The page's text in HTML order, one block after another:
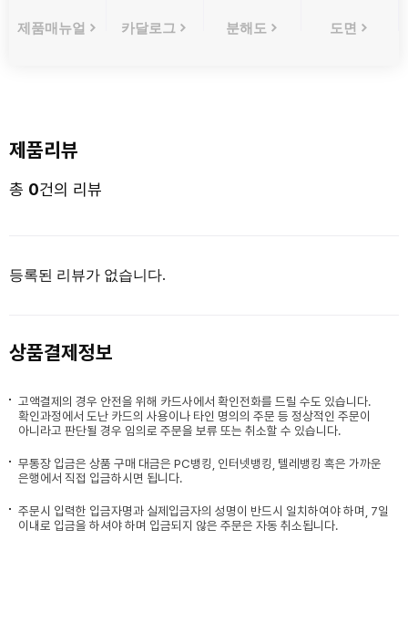
제품매뉴얼 카달로그 분해도 도면
제품리뷰
총 0건의 리뷰
등록된 리뷰가 없습니다.
상품결제정보
고액결제의 경우 안전을 위해 카드사에서 확인전화를 드릴 수도 있습니다.
확인과정에서 도난 카드의 사용이나 타인 명의의 주문 등 정상적인 주문이
아니라고 판단될 경우 임의로 주문을 보류 또는 취소할 수 있습니다.
무통장 입금은 상품 구매 대금은 PC뱅킹, 인터넷뱅킹, 텔레뱅킹 혹은 가까운
은행에서 직접 입금하시면 됩니다.
주문시 입력한 입금자명과 실제입금자의 성명이 반드시 일치하여야 하며, 7일
이내로 입금을 하셔야 하며 입금되지 않은 주문은 자동 취소됩니다.